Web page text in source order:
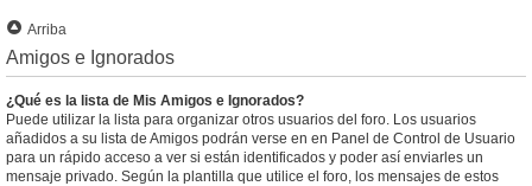
Arriba
Amigos e Ignorados
¿Qué es la lista de Mis Amigos e Ignorados?
Puede utilizar la lista para organizar otros usuarios del foro. Los usuarios
añadidos a su lista de Amigos podrán verse en en Panel de Control de Usuario
para un rápido acceso a ver si están identificados y poder así enviarles un
mensaje privado. Según la plantilla que utilice el foro, los mensajes de estos